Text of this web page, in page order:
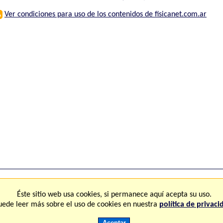
Ver condiciones para uso de los contenidos de fisicanet.com.ar
Copyright © 2.000-2.028 Fisicanet ® Todos los derechos reservados
Éste sitio web usa cookies, si permanece aquí acepta su uso.
leer más sobre el uso de cookies en nuestra política de